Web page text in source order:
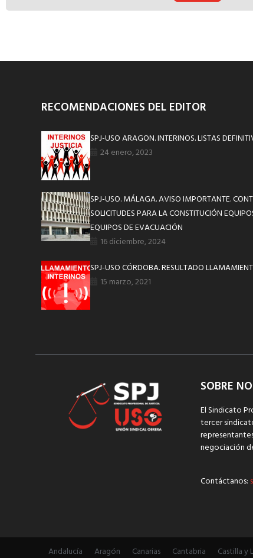
RECOMENDACIONES DEL EDITOR
SPJ-USO ARAGON. INTERINOS. LISTAS
24 enero, 2023
SPJ-USO. MÁLAGA. AVISO IMPORTANTE.
SOLICITUDES PARA LA CONSTITUCIÓN
EQUIPOS DE EVACUACIÓN
16 diciembre, 2024
SPJ-USO CÓRDOBA. RESULTADO
15 marzo, 2021
SOBRE
El Sindicato
tercer
negociación
Contáctanos:
Andalucía Aragón Canarias Cantabria Castilla y